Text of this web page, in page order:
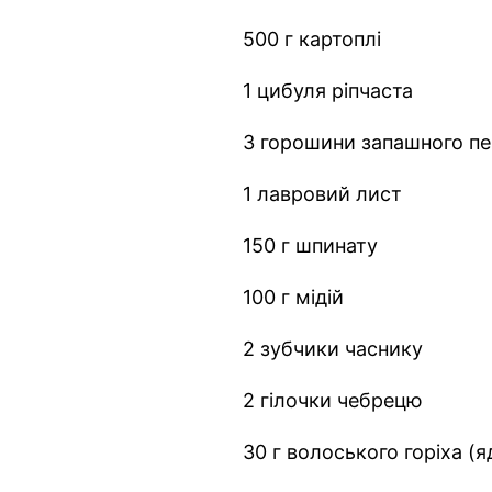
500 г картоплі
1 цибуля ріпчаста
3 горошини запашного
1 лавровий лист
150 г шпинату
100 г мідій
2 зубчики часнику
2 гілочки чебрецю
30 г волоського горіха